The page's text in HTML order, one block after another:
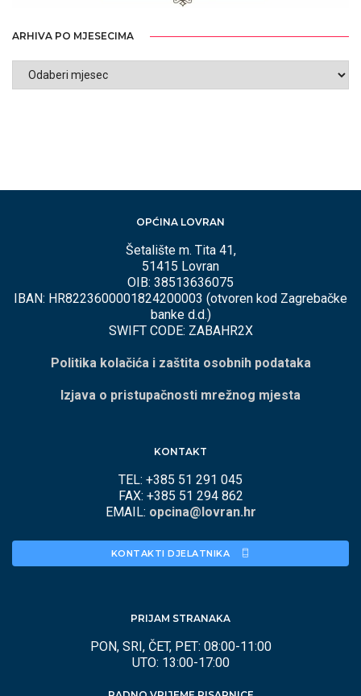
ARHIVA PO MJESECIMA
ARHIVA
OPĆINA LOVRAN
Šetalište m. Tita 41,
51415 Lovran
OIB: 38513636075
IBAN: HR8223600001824200003 (otvoren kod Zagrebačke
banke d.d.)
SWIFT CODE: ZABAHR2X
Politika kolačića i zaštita osobnih podataka
Izjava o pristupačnosti mrežnog mjesta
KONTAKT
TEL: +385 51 291 045
FAX: +385 51 294 862
EMAIL: opcina@lovran.hr
KONTAKTI DJELATNIKA
PRIJAM STRANAKA
PON, SRI, ČET, PET: 08:00-11:00
UTO: 13:00-17:00